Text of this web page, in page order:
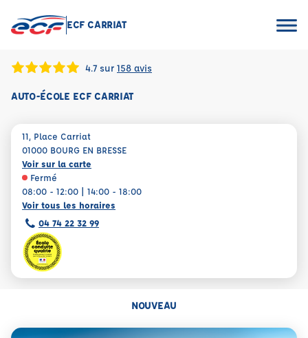
ECF CARRIAT
4.7 sur 158 avis
AUTO-ÉCOLE ECF CARRIAT
11, Place Carriat
01000 BOURG EN BRESSE
Voir sur la carte
Fermé
08:00 - 12:00 | 14:00 - 18:00
Voir tous les horaires
04 74 22 32 99
NOUVEAU